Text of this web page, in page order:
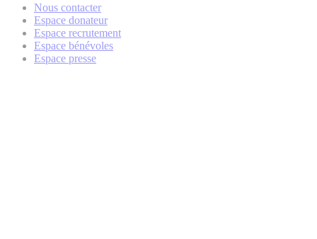
Nous contacter
Espace donateur
Espace recrutement
Espace bénévoles
Espace presse